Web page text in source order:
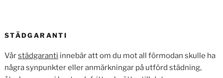
STÄDGARANTI
Vårstädgaranti innebär att om du mot all förmodan skulle ha
några synpunkter eller anmärkningar på utförd städning,